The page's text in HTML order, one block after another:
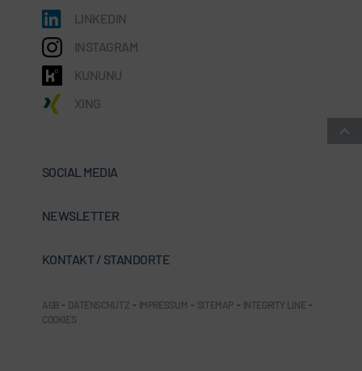
LINKEDIN
INSTAGRAM
KUNUNU
XING
SOCIAL MEDIA
NEWSLETTER
KONTAKT / STANDORTE
AGB - DATENSCHUTZ - IMPRESSUM - SITEMAP - INTEGRITY LINE -
COOKIES